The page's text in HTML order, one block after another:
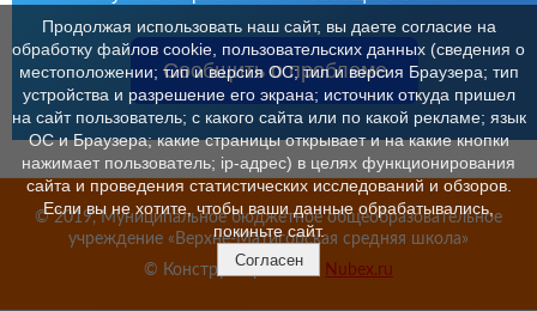
Сообщить о проблеме
© 2019, Муниципальное бюджетное общеобразовательное
учреждение «Верхне-Матигорская средняя школа»
© Конструктор сайтов
Nubex.ru
Продолжая использовать наш сайт, вы даете согласие на
обработку файлов cookie, пользовательских данных (сведения о
местоположении; тип и версия ОС; тип и версия Браузера; тип
устройства и разрешение его экрана; источник откуда пришел
на сайт пользователь; с какого сайта или по какой рекламе; язык
ОС и Браузера; какие страницы открывает и на какие кнопки
нажимает пользователь; ip-адрес) в целях функционирования
сайта и проведения статистических исследований и обзоров.
Если вы не хотите, чтобы ваши данные обрабатывались,
покиньте сайт.
Согласен